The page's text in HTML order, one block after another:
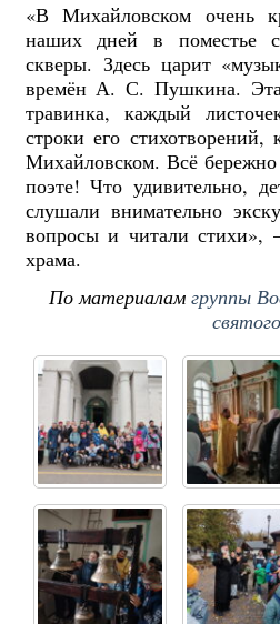
«В Михайловском очень
наших дней в поместье
скверы. Здесь царит
времён А. С. Пушкина. Эта
травинка, каждый
строки его
Михайловском. Всё
поэте!Что удивительно,
слушали внимательно
вопросы и читали
храма.
По материаламгруппы